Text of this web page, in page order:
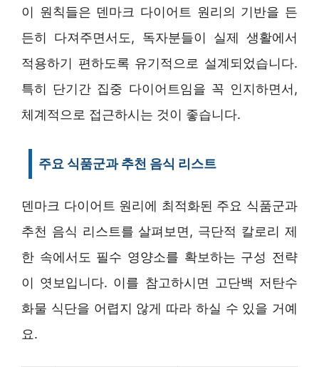
이 원칙들은 덴마크 다이어트 원리의 기반을 든
든히 다져주면서도, 독자분들이 실제 생활에서
적용하기 편하도록 유기적으로 설계되었습니다.
특히 단기간 집중 다이어트임을 꼭 인지하면서,
체계적으로 접근하시는 것이 좋습니다.
주요 식품군과 추천 음식 리스트
덴마크 다이어트 원리에 최적화된 주요 식품군과
추천 음식 리스트를 살펴보면, 극단적 칼로리 제
한 속에서도 필수 영양소를 확보하는 구성 전략
이 엿보입니다. 이를 참고하시면 고단백 저탄수
화물 식단을 어렵지 않게 따라 하실 수 있을 거예
요.